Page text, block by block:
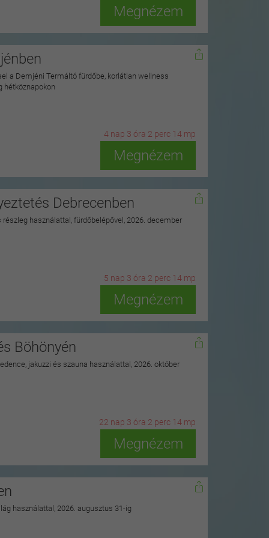
Megnézem
a Demjéni Termáltó fürdőbe, korlátlan wellness
hétköznapokon
4 nap 3 óra 2 perc 12 mp
Megnézem
Debrecenben
használattal, fürdőbelépővel, 2026. december
5 nap 3 óra 2 perc 12 mp
Megnézem
Böhönyén
jakuzzi és szauna használattal, 2026. október
22 nap 3 óra 2 perc 12 mp
Megnézem
használattal, 2026. augusztus 31-ig